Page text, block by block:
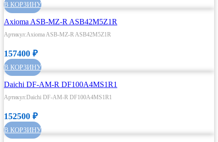
В КОРЗИНУ
Axioma ASB-MZ-R ASB42M5Z1R
Артикул:Axioma ASB-MZ-R ASB42M5Z1R
157400 ₽
В КОРЗИНУ
Daichi DF-AM-R DF100A4MS1R1
Артикул:Daichi DF-AM-R DF100A4MS1R1
152500 ₽
В КОРЗИНУ